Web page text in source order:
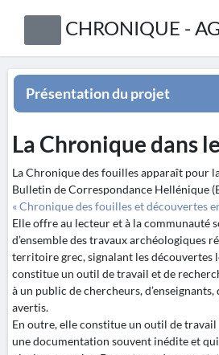
CHRONIQUE -
Présentation du projet
La Chronique dans
La Chronique des fouilles apparaît pour
Bulletin de Correspondance Hellénique
« Chronique des fouilles et découvertes
Elle offre au lecteur et à la communauté
d’ensemble des travaux archéologiques
territoire grec, signalant les découvertes
constitue un outil de travail et de
à un public de chercheurs,
avertis.
En outre, elle constitue un outil de
une documentation souvent inédite et